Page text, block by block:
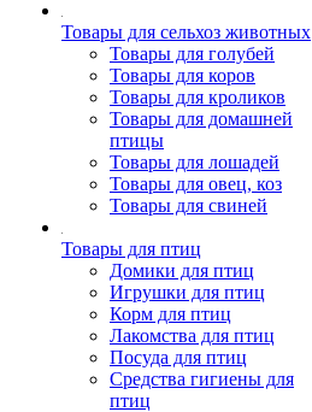
Товары для сельхоз животных
Товары для голубей
Товары для коров
Товары для кроликов
Товары для домашней
птицы
Товары для лошадей
Товары для овец, коз
Товары для свиней
Товары для птиц
Домики для птиц
Игрушки для птиц
Корм для птиц
Лакомства для птиц
Посуда для птиц
Средства гигиены для
птиц